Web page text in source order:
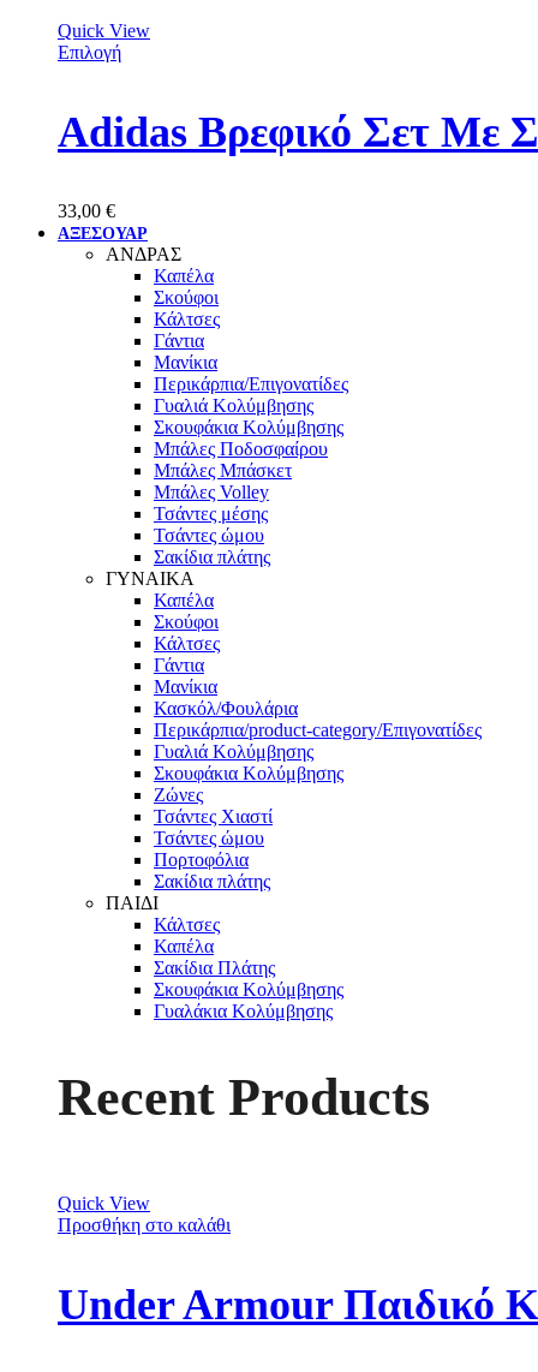
Quick View
Επιλογή
Adidas Βρεφικό Σετ Με
33,00 €
ΑΞΕΣΟΥΑΡ
ΑΝΔΡΑΣ
Καπέλα
Σκούφοι
Κάλτσες
Γάντια
Μανίκια
Περικάρπια/Επιγονατίδες
Γυαλιά Κολύμβησης
Σκουφάκια Κολύμβησης
Μπάλες Ποδοσφαίρου
Μπάλες Μπάσκετ
Μπάλες Volley
Τσάντες μέσης
Τσάντες ώμου
Σακίδια πλάτης
ΓΥΝΑΙΚΑ
Καπέλα
Σκούφοι
Κάλτσες
Γάντια
Μανίκια
Κασκόλ/Φουλάρια
Περικάρπια/product-category/Επιγονατίδες
Γυαλιά Κολύμβησης
Σκουφάκια Κολύμβησης
Ζώνες
Τσάντες Χιαστί
Τσάντες ώμου
Πορτοφόλια
Σακίδια πλάτης
ΠΑΙΔΙ
Κάλτσες
Καπέλα
Σακίδια Πλάτης
Σκουφάκια Κολύμβησης
Γυαλάκια Κολύμβησης
Recent Products
Quick View
Προσθήκη στο καλάθι
Under Armour Παιδικό